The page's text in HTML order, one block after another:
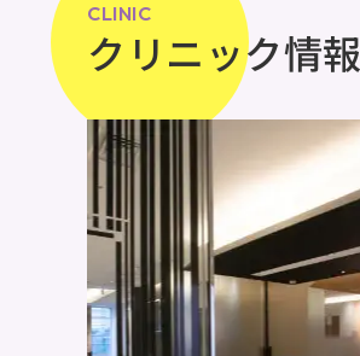
CLINIC
クリニック情報